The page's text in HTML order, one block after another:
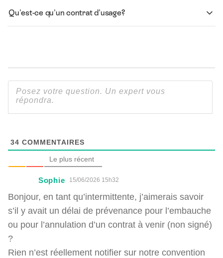
Qu'est-ce qu'un contrat d'usage?
34 COMMENTAIRES
Le plus récent
Sophie 15/06/2026 15h32
Bonjour, en tant qu’intermittente, j’aimerais savoir
s’il y avait un délai de prévenance pour l’embauche
ou pour l’annulation d’un contrat à venir (non signé)
?
Rien n’est réellement notifier sur notre convention